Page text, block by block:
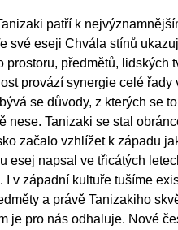
patří k
své eseji Chvála stínů
prostoru, předmětů, lidských
provází synergie celé
se důvody, z kterých se
nese. Tanizaki se stal
začalo vzhlížet k západu
esej napsal ve třicátých
I v západní kultuře tušíme
a právě Tanizakiho
je pro nás odhaluje. Nové